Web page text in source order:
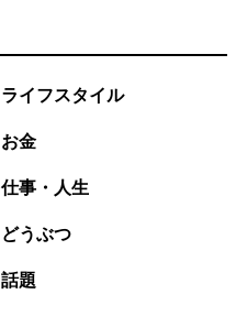
ライフスタイル
お金
仕事・人生
どうぶつ
話題